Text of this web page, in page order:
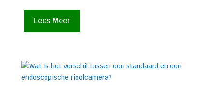
Lees Meer